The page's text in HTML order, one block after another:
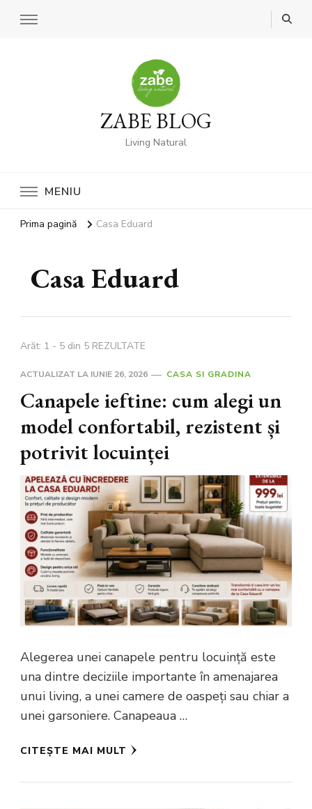
ZABE BLOG
Living Natural
MENIU
Prima pagină Casa Eduard
Casa Eduard
Arăt: 1 - 5 din 5 REZULTATE
ACTUALIZAT LA IUNIE 26, 2026 CASA SI GRADINA
Canapele ieftine: cum alegi un
model confortabil, rezistent și
potrivit locuinței
Alegerea unei canapele pentru locuință este
una dintre deciziile importante în amenajarea
unui living, a unei camere de oaspeți sau chiar a
unei garsoniere. Canapeaua …
CITEȘTE MAI MULT